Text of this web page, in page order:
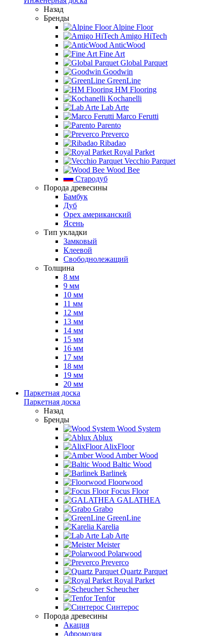
Назад
Бренды
Alpine Floor
Amigo HiTech
AnticWood
Fine Art
Global Parquet
Goodwin
GreenLine
HM Flooring
Kochanelli
Lab Arte
Marco Ferutti
Parento
Preverco
Ribadao
Royal Parket
Vecchio Parquet
Wood Bee
Стародуб
Порода древесины
Бамбук
Дуб
Орех американский
Ясень
Тип укладки
Замковый
Клеевой
Свободнолежащий
Толщина
8 мм
9 мм
10 мм
11 мм
12 мм
13 мм
14 мм
15 мм
16 мм
17 мм
18 мм
19 мм
20 мм
Паркетная доска
Паркетная доска
Назад
Бренды
Wood System
Ablux
AlixFloor
Amber Wood
Baltic Wood
Barlinek
Floorwood
Focus Floor
GALATHEA
Grabo
GreenLine
Karelia
Lab Arte
Meister
Polarwood
Preverco
Quartz Parquet
Royal Parket
Scheucher
Tenfor
Синтерос
Порода древесины
Акация
Афромозия